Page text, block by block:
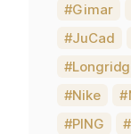
Gimar
JuCad
Nike
PING